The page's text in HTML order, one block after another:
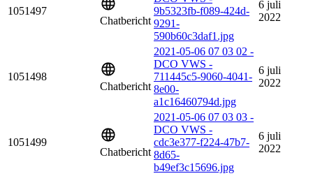
1051497
Chatbericht
9b5323fb-f089-424d-
9291-
590b60c3daf1.jpg
6 juli
2022
1051498
Chatbericht
2021-05-06 07 03 02 -
DCO VWS -
711445c5-9060-4041-
8e00-
a1c16460794d.jpg
6 juli
2022
1051499
Chatbericht
2021-05-06 07 03 03 -
DCO VWS -
cdc3e377-f224-47b7-
8d65-
b49ef3c15696.jpg
6 juli
2022